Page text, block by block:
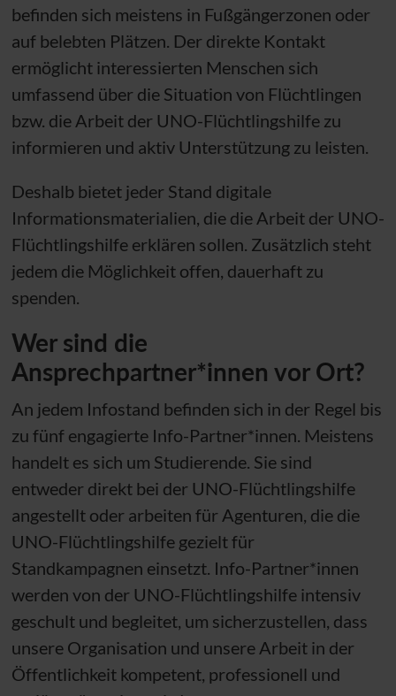
befinden sich meistens in Fußgängerzonen oder
auf belebten Plätzen. Der direkte Kontakt
ermöglicht interessierten Menschen sich
umfassend über die Situation von Flüchtlingen
bzw. die Arbeit der UNO-Flüchtlingshilfe zu
informieren und aktiv Unterstützung zu leisten.
Deshalb bietet jeder Stand digitale
Informationsmaterialien, die die Arbeit der UNO-
Flüchtlingshilfe erklären sollen. Zusätzlich steht
jedem die Möglichkeit offen, dauerhaft zu
spenden.
Wer sind die
Ansprechpartner*innen vor Ort?
An jedem Infostand befinden sich in der Regel bis
zu fünf engagierte Info-Partner*innen. Meistens
handelt es sich um Studierende. Sie sind
entweder direkt bei der UNO-Flüchtlingshilfe
angestellt oder arbeiten für Agenturen, die die
UNO-Flüchtlingshilfe gezielt für
Standkampagnen einsetzt. Info-Partner*innen
werden von der UNO-Flüchtlingshilfe intensiv
geschult und begleitet, um sicherzustellen, dass
unsere Organisation und unsere Arbeit in der
Öffentlichkeit kompetent, professionell und